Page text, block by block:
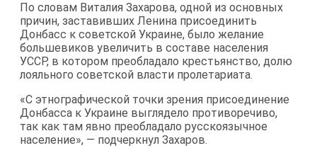
По словам Виталия Захарова, одной из основных
причин, заставивших Ленина присоединить
Донбасс к советской Украине, было желание
большевиков увеличить в составе населения
УССР, в котором преобладало крестьянство, долю
лояльного советской власти пролетариата.
«С этнографической точки зрения присоединение
Донбасса к Украине выглядело противоречиво,
так как там явно преобладало русскоязычное
население», — подчеркнул Захаров.